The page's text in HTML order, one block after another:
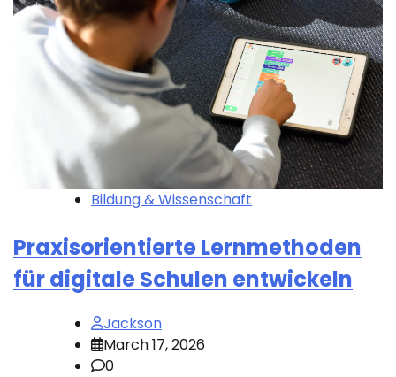
Bildung & Wissenschaft
Praxisorientierte Lernmethoden
für digitale Schulen entwickeln
Jackson
March 17, 2026
0